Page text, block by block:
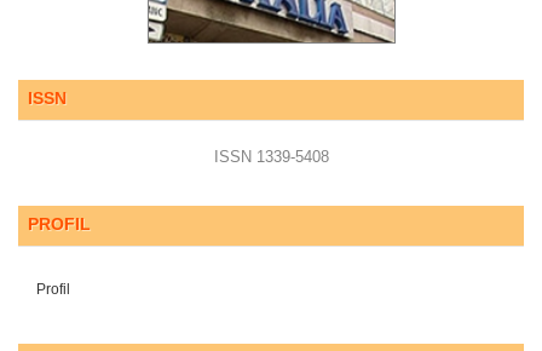
ISSN
ISSN 1339-5408
PROFIL
Profil